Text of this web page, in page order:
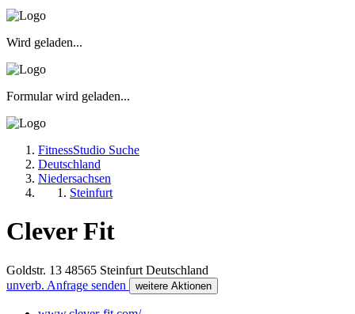
Wird geladen...
Formular wird geladen...
FitnessStudio Suche
Deutschland
Niedersachsen
Steinfurt
Clever Fit
Goldstr. 13 48565 Steinfurt Deutschland
unverb. Anfrage senden
weitere Aktionen